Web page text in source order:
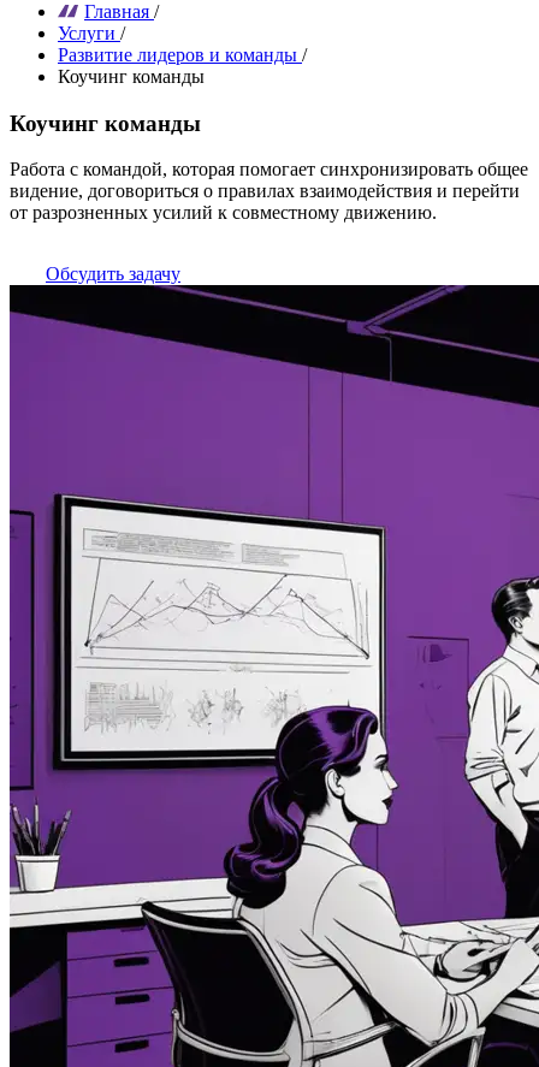
Главная /
Услуги /
Развитие лидеров и команды /
Коучинг команды
Коучинг команды
Работа с командой, которая помогает синхронизировать общее
видение, договориться о правилах взаимодействия и перейти
от разрозненных усилий к совместному движению.
Обсудить задачу